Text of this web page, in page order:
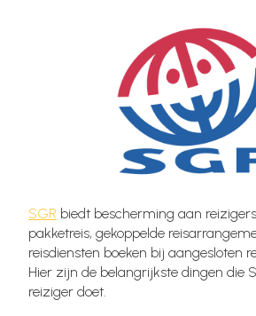
SGR biedt bescherming aan
pakketreis, gekoppelde
reisdiensten boeken bij aangesloten
Hier zijn de belangrijkste dingen die
reiziger doet.